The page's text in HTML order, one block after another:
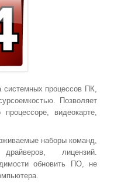
системных процессов ПК,
Позволяет
видеокарте,
наборы команд,
лицензий.
обновить ПО, не